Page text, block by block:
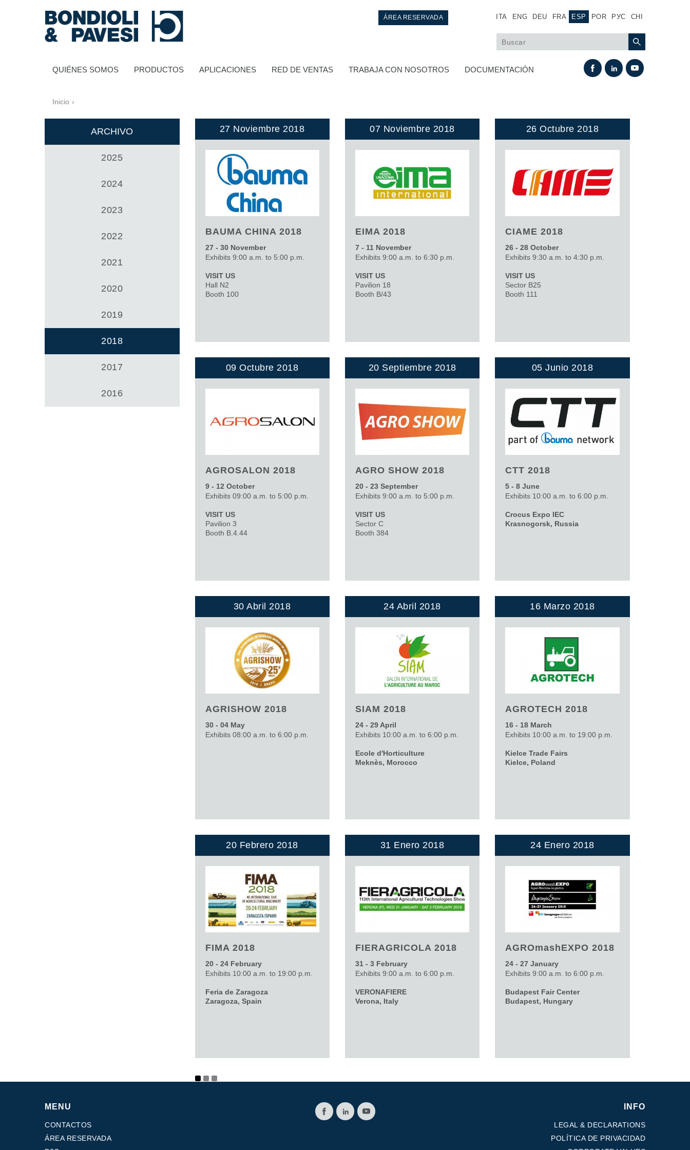
ITA ENG DEU FRA ESP POR РУС CHI
ÁREA RESERVADA
QUIÉNES SOMOS PRODUCTOS APLICACIONES RED DE VENTAS TRABAJA CON NOSOTROS DOCUMENTACIÓN
Transmisión de potencia
Transmisiones a cardan
Cajas de engranajes fabricados para Bondioli & Pavesi
Cajas de engranajes especiales
Motori elettrici brushless - Serie MS
Motores Orbitales Producidos Por Bondioli & Pavesi
Control
Bloques hidráulicos integrados
Valvulas de cartucho
Valvulas en linea
Servomandos
Intercambio térmico
Inicio ›
ARCHIVO
2025
2024
2023
2022
2021
2020
2019
2018
2017
2016
27 Noviembre 2018
BAUMA CHINA 2018
27 - 30 November
Exhibits 9:00 a.m. to 5:00 p.m.
VISIT US
Hall N2
Booth 100
07 Noviembre 2018
EIMA 2018
7 - 11 November
Exhibits 9:00 a.m. to 6:30 p.m.
VISIT US
Pavilion 18
Booth B/43
26 Octubre 2018
CIAME 2018
26 - 28 October
Exhibits 9:30 a.m. to 4:30 p.m.
VISIT US
Sector B25
Booth 111
09 Octubre 2018
AGROSALON 2018
9 - 12 October
Exhibits 09:00 a.m. to 5:00 p.m.
VISIT US
Pavilion 3
Booth B.4.44
20 Septiembre 2018
AGRO SHOW 2018
20 - 23 September
Exhibits 9:00 a.m. to 5:00 p.m.
VISIT US
Sector C
Booth 384
05 Junio 2018
CTT 2018
5 - 8 June
Exhibits 10:00 a.m. to 6:00 p.m.
Crocus Expo IEC
Krasnogorsk, Russia
30 Abril 2018
AGRISHOW 2018
30 - 04 May
Exhibits 08:00 a.m. to 6:00 p.m.
24 Abril 2018
SIAM 2018
24 - 29 April
Exhibits 10:00 a.m. to 6:00 p.m.
Ecole d'Horticulture
Meknès, Morocco
16 Marzo 2018
AGROTECH 2018
16 - 18 March
Exhibits 10:00 a.m. to 19:00 p.m.
Kielce Trade Fairs
Kielce, Poland
20 Febrero 2018
FIMA 2018
20 - 24 February
Exhibits 10:00 a.m. to 19:00 p.m.
Feria de Zaragoza
Zaragoza, Spain
31 Enero 2018
FIERAGRICOLA 2018
31 - 3 February
Exhibits 9:00 a.m. to 6:00 p.m.
VERONAFIERE
Verona, Italy
24 Enero 2018
AGROmashEXPO 2018
24 - 27 January
Exhibits 9:00 a.m. to 6:00 p.m.
Budapest Fair Center
Budapest, Hungary
MENU
CONTACTOS
ÁREA RESERVADA
INFO
LEGAL & DECLARATIONS
POLÍTICA DE PRIVACIDAD